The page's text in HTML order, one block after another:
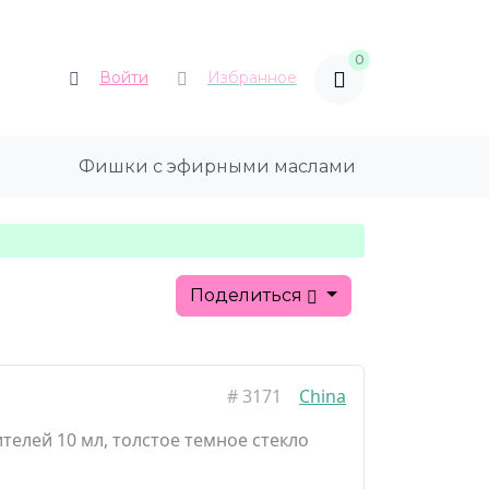
Войти Избранное
0
Фишки с эфирными маслами
Поделиться
#3171
China
10 мл, толстое темное стекло